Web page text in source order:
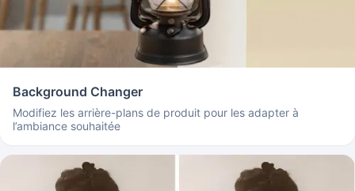
Background Changer
Modifiez les arrière-plans de produit pour les adapter à
l’ambiance souhaitée